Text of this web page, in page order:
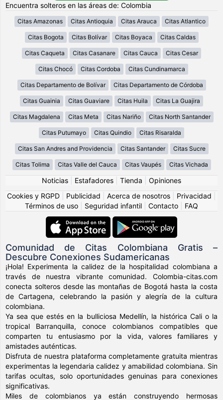
Encuentra solteros en las áreas de: Colombia
Citas Amazonas Citas Antioquia Citas Arauca Citas Atlantico
Citas Bogota Citas Bolívar Citas Boyaca Citas Caldas
Citas Caqueta Citas Casanare Citas Cauca Citas Cesar
Citas Chocó Citas Cordoba Citas Cundinamarca
Citas Departamento de Bolívar Citas Departamento de Córdoba
Citas Guainia Citas Guaviare Citas Huila Citas La Guajira
Citas Magdalena Citas Meta Citas Nariño Citas North Santander
Citas Putumayo Citas Quindio Citas Risaralda
Citas San Andres and Providencia Citas Santander Citas Sucre
Citas Tolima Citas Valle del Cauca Citas Vaupés Citas Vichada
Noticias Estafadores Tienda
Opiniones
Cookies y RGPD
Publicidad Acerca de nosotros Privacidad
Términos de uso
Seguridad infantil Contacto FAQ
Comunidad de Citas Colombiana Gratis –
Descubre Conexiones Sudamericanas
¡Hola! Experimenta la calidez de la hospitalidad colombiana a
través de nuestra vibrante comunidad. Colombia-citas.com
conecta solteros desde las montañas de Bogotá hasta la costa
de Cartagena, celebrando la pasión y alegría de la cultura
colombiana.
Ya sea que estés en la bulliciosa Medellín, la histórica Cali o la
tropical Barranquilla, conoce colombianos compatibles que
comparten tu entusiasmo por la vida, valores familiares y
amistades auténticas.
Disfruta de nuestra plataforma completamente gratuita mientras
experimentas la legendaria calidez y amabilidad colombiana. Sin
tarifas ocultas, solo oportunidades genuinas para conexiones
significativas.
Miles de colombianos ya están construyendo hermosas